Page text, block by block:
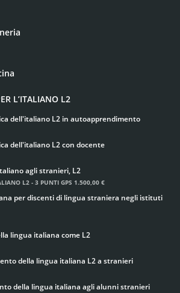
L’ITALIANO L2
dell'italiano L2 in autoapprendimento
dell'italiano L2 con docente
agli stranieri, L2
L2 - 3 PUNTI GPS 1.500,00 €
per discenti di lingua straniera negli istituti
lingua italiana come L2
della lingua italiana L2 a stranieri
della lingua italiana agli alunni stranieri